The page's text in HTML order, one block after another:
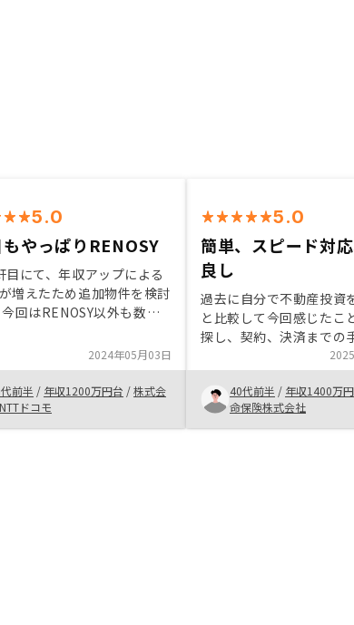
5.0
やっぱりRENOSY
目にて、年収アップによる
増えたため追加物件を検討
回はRENOSY以外も数社
してくれたのがRENOSYであ
購入を判断した。 次の物
えるようになったら、また
にお願いすると思う
2024年05月03日
前半 / 年収1200万円台 /株式会
ドコモ
5.0
簡単、スピード対
良し
過去に自分で不動産投資
と比較して今回感じたこ
探し、契約、決済までの
で煩わかった手続きが簡
おり、とても簡単に投資
たこと。また分からない
てもLINEを通じて担当者
直ぐに回答をもらえ解決
40代前半 / 年収1400万
命保険株式会社